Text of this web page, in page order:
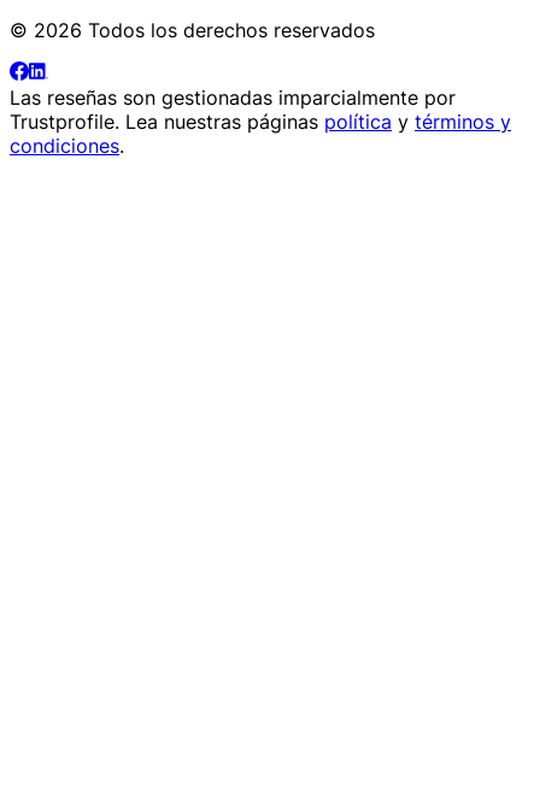
© 2026 Todos los derechos reservados
Las reseñas son gestionadas imparcialmente por
Trustprofile. Lea nuestras páginas política y términos y
condiciones.